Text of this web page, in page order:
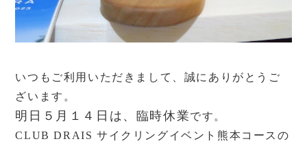
いつもご利用いただきまして、誠にありがとうご
ざいます。
明日５月１４日は、臨時休業です。
CLUB DRAIS サイクリングイベント熊本コースの